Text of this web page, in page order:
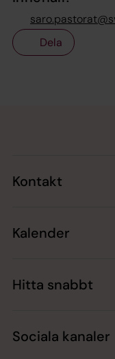
Dela
Kontakt
Kalender
Hitta snabbt
Sociala kanaler